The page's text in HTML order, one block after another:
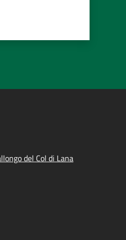
del Col di Lana